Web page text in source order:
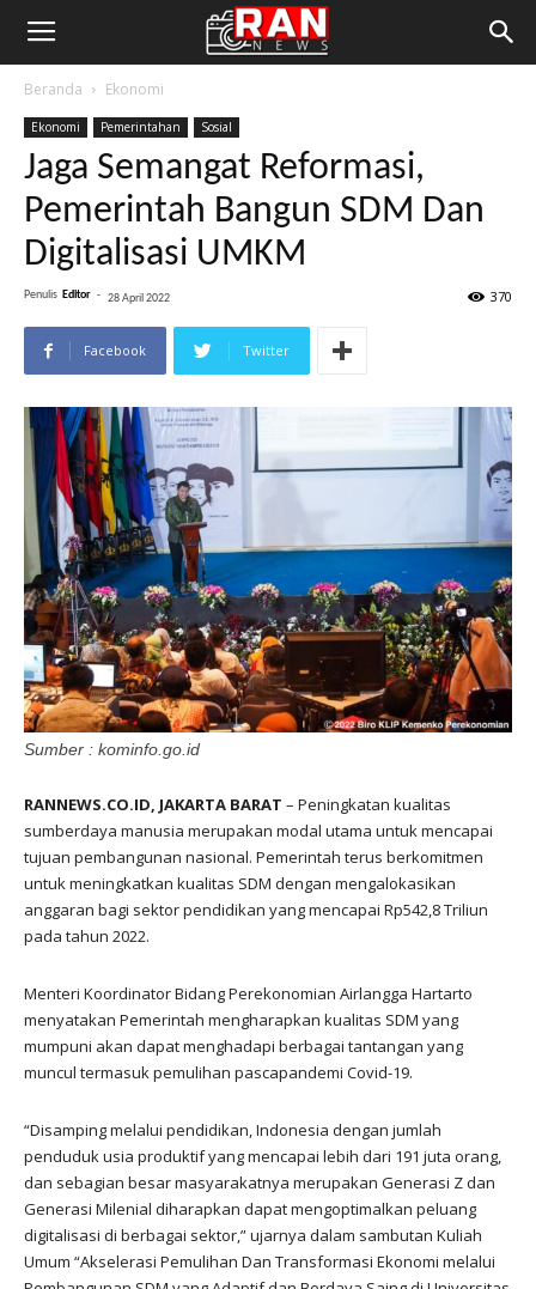
Beranda Ekonomi
Ekonomi Pemerintahan Sosial
Jaga Semangat Reformasi,
Pemerintah Bangun SDM Dan
Digitalisasi UMKM
Penulis Editor - 28 April 2022 370
Facebook Twitter
Sumber : kominfo.go.id
RANNEWS.CO.ID, JAKARTA BARAT – Peningkatan kualitas
sumberdaya manusia merupakan modal utama untuk mencapai
tujuan pembangunan nasional. Pemerintah terus berkomitmen
untuk meningkatkan kualitas SDM dengan mengalokasikan
anggaran bagi sektor pendidikan yang mencapai Rp542,8 Triliun
pada tahun 2022.
Menteri Koordinator Bidang Perekonomian Airlangga Hartarto
menyatakan Pemerintah mengharapkan kualitas SDM yang
mumpuni akan dapat menghadapi berbagai tantangan yang
muncul termasuk pemulihan pascapandemi Covid-19.
“Disamping melalui pendidikan, Indonesia dengan jumlah
penduduk usia produktif yang mencapai lebih dari 191 juta orang,
dan sebagian besar masyarakatnya merupakan Generasi Z dan
Generasi Milenial diharapkan dapat mengoptimalkan peluang
digitalisasi di berbagai sektor,” ujarnya dalam sambutan Kuliah
Umum “Akselerasi Pemulihan Dan Transformasi Ekonomi melalui